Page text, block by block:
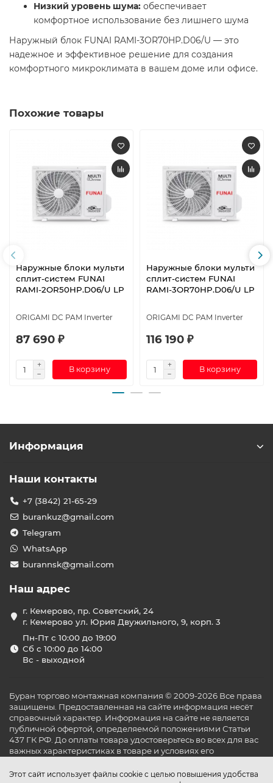
Низкий уровень шума: обеспечивает
комфортное использование без лишнего шума​
Наружный блок FUNAI RAMI-3OR70HP.D06/U — это
надежное и эффективное решение для создания
комфортного микроклимата в вашем доме или офисе.​
Похожие товары
Наружные блоки мульти
сплит-систем FUNAI
RAMI-2OR50HP.D06/U LP
ORIGAMI DC PAM Inverter
87 690 ₽
В корзину
Наружные блоки мульти
сплит-систем FUNAI
RAMI-3OR70HP.D06/U LP
ORIGAMI DC PAM Inverter
116 190 ₽
В корзину
Этот сайт использует файлы cookie с целью повышения удобства
Информация
Наши контакты
+7 (3842) 21-65-29
burankuz@gmail.com
Telegram
WhatsApp
burannsk@gmail.com
Наш адрес
г. Кемерово, пр. Советский, 24
г. Кемерово ул. Юрия Двужильного, 9, корп. 3
Пн-Пт с 10:00 до 19:00
Сб с 10:00 до 14:00
Вс - выходной
Буран торгово монтажная компания © 2009-2026 Все права
защищены. Предоставленная на сайте информация несёт
справочный характер. Информация на сайте не является
публичной офертой, определяемой положениями Статьи
437 ГК РФ. До оплаты товара удостоверьтесь во всех для вас
важных характеристиках в товаре и условиях его